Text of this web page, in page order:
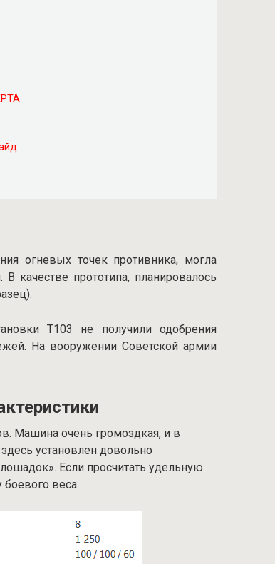
огневых точек противника, могла
качестве прототипа, планировалось
Т103 не получили одобрения
На вооружении Советской армии
Машина очень громоздкая, и в
установлен довольно
Если просчитать удельную
боевого веса.